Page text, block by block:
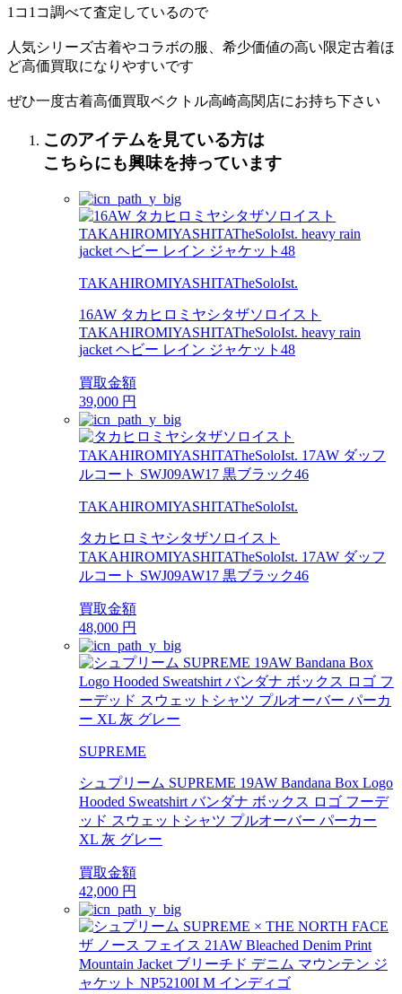
1コ1コ調べて査定しているので
人気シリーズ古着やコラボの服、希少価値の高い限定古着ほ
ど高価買取になりやすいです
ぜひ一度古着高価買取ベクトル高崎高関店にお持ち下さい
このアイテムを見ている方は
こちらにも興味を持っています
TAKAHIROMIYASHITATheSoloIst.
16AW タカヒロミヤシタザソロイスト
TAKAHIROMIYASHITATheSoloIst. heavy rain
jacket ヘビー レイン ジャケット48
買取金額
39,000 円
TAKAHIROMIYASHITATheSoloIst.
タカヒロミヤシタザソロイスト
TAKAHIROMIYASHITATheSoloIst. 17AW ダッフ
ルコート SWJ09AW17 黒ブラック46
買取金額
48,000 円
SUPREME
シュプリーム SUPREME 19AW Bandana Box Logo
Hooded Sweatshirt バンダナ ボックス ロゴ フーデ
ッド スウェットシャツ プルオーバー パーカー
XL 灰 グレー
買取金額
42,000 円